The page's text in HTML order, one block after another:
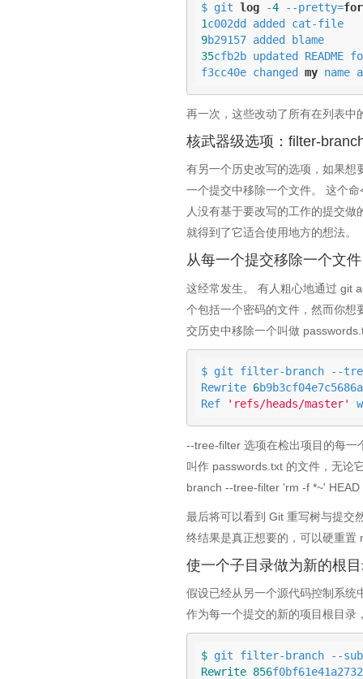
$ git log -4 --pretty=
1
c002dd added cat-file
9
b29157 added blame
35cfb2b updated README
f3cc40e changed my name
再一次，这些改动了所有在列表中
核武器级选项：filter-
有另一个历史改写的选项，如果想
一个提交中移除一个文件。 这个
人没有基于要改写的工作的提交
就得到了它适合使用地方的想法。
从每一个提交移除一个文件
这经常发生。 有人粗心地通过 git
个包括一个密码的文件，然而你
交历史中移除一个叫做
$ git filter-branch --
Rewrite 6
Ref
'refs/heads/master'
--tree-filter 选项在检出项目的每一
叫作 passwords.txt 的文件，无论
branch --tree-filter 'rm -f *~' HEAD
最后将可以看到 Git 重写树与提交
终结果是真正想要的，可以硬重
使一个子目录做为新的根
假设已经从另一个源代码控制系
作为每一个提交的新的项目根目
$ git filter-branch --
Rewrite 856